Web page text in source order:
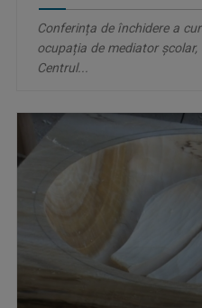
Conferința de închidere a
ocupația de mediator
Centrul...